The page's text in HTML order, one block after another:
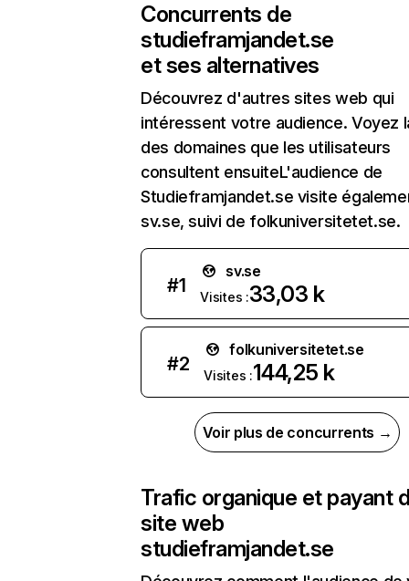
Concurrents de
studieframjandet.se
et ses alternatives
Découvrez d'autres sites web qui
intéressent votre audience. Voyez
des domaines que les utilisateurs
consultent ensuiteL'audience de
Studieframjandet.se visite
sv.se, suivi de folkuniversitetet.se.
#1
sv.se
Visites :33,03 k
#2
folkuniversitetet.se
Visites :144,25 k
Voir plus de concurrents →
Trafic organique et payant
site web
studieframjandet.se